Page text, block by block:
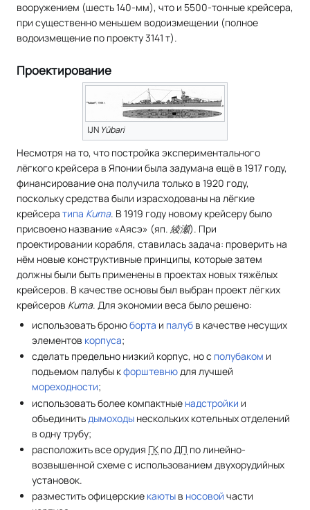
вооружением (шесть 140-мм), что и 5500-тонные крейсера,
при существенно меньшем водоизмещении (полное
водоизмещение по проекту 3141 т).
Проектирование
IJN Yūbari
Несмотря на то, что постройка экспериментального
лёгкого крейсера в Японии была задумана ещё в 1917 году,
финансирование она получила только в 1920 году,
поскольку средства были израсходованы на лёгкие
крейсера типа Kuma. В 1919 году новому крейсеру было
присвоено название «Аясэ» (яп. 綾瀬). При
проектировании корабля, ставилась задача: проверить на
нём новые конструктивные принципы, которые затем
должны были быть применены в проектах новых тяжёлых
крейсеров. В качестве основы был выбран проект лёгких
крейсеров Kuma. Для экономии веса было решено:
использовать бронюборта и палуб в качестве несущих
элементов корпуса;
сделать предельно низкий корпус, но с полубаком и
подъемом палубы кфорштевнюдля лучшей
мореходности;
использовать более компактные надстройки и
объединить дымоходы нескольких котельных отделений
в одну трубу;
расположить все орудия ГК поДП по линейно-
возвышенной схеме с использованием двухорудийных
установок.
разместить офицерские каюты в носовой части